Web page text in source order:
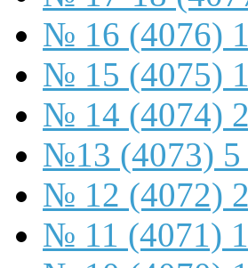
№ 16 (4076)
№ 15 (4075)
№ 14 (4074)
№13 (4073) 5
№ 12 (4072)
№ 11 (4071)